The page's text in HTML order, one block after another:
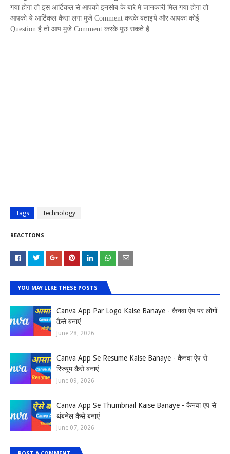
गया होगा तो इस आर्टिकल से आपको इनसोब के बारे मे जानकारी मिल गया होगा तो
आपको ये आर्टिकल कैसा लगा मुजे Comment करके बताइये और आपका कोई
Question है तो आप मुजे Comment करके पूछ सकते है |
Tags Technology
REACTIONS
YOU MAY LIKE THESE POSTS
Canva App Par Logo Kaise Banaye - कैनवा ऐप पर लोगों
कैसे बनाएं
June 28, 2026
Canva App Se Resume Kaise Banaye - कैनवा ऐप से
रिज्यूम कैसे बनाएं
June 09, 2026
Canva App Se Thumbnail Kaise Banaye - कैनवा एप से
थंबनेल कैसे बनाएं
June 07, 2026